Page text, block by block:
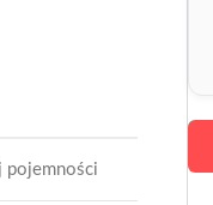
pojemności